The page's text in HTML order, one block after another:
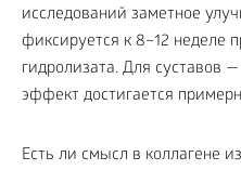
исследований заметное
фиксируется к 8–12 неделе
гидролизата. Для суставов
эффект достигается
Есть ли смысл в коллагене